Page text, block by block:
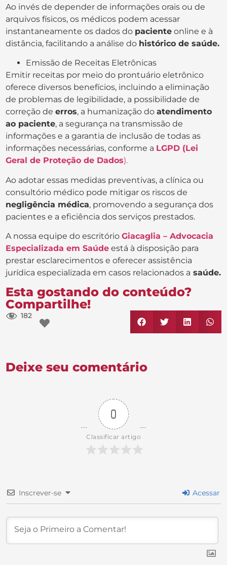
Ao invés de depender de informações orais ou de
arquivos físicos, os médicos podem acessar
instantaneamente os dados do paciente online e à
distância, facilitando a análise do histórico de saúde.
Emissão de Receitas Eletrônicas
Emitir receitas por meio do prontuário eletrônico
oferece diversos benefícios, incluindo a eliminação
de problemas de legibilidade, a possibilidade de
correção deerros, a humanização doatendimento
ao paciente, a segurança na transmissão de
informações e a garantia de inclusão de todas as
informações necessárias, conforme a LGPD (Lei
Geral de Proteção de Dados).
Ao adotar essas medidas preventivas, a clínica ou
consultório médico pode mitigar os riscos de
negligência médica, promovendo a segurança dos
pacientes e a eficiência dos serviços prestados.
A nossa equipe do escritórioGiacaglia – Advocacia
Especializada em Saúde está à disposição para
prestar esclarecimentos e oferecer assistência
jurídica especializada em casos relacionados a saúde.
Esta gostando do conteúdo?
Compartilhe!
182
Deixe seu comentário
0
Classificar artigo
Inscrever-se Acessar